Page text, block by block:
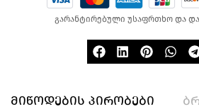
გარანტირებული უსაფრთხო და
მიწოდების პირობები